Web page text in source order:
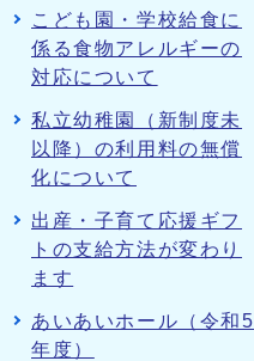
こども園・学校給食に
係る食物アレルギーの
対応について
私立幼稚園（新制度未
以降）の利用料の無償
化について
出産・子育て応援ギフ
トの支給方法が変わり
ます
あいあいホール（令和5
年度）